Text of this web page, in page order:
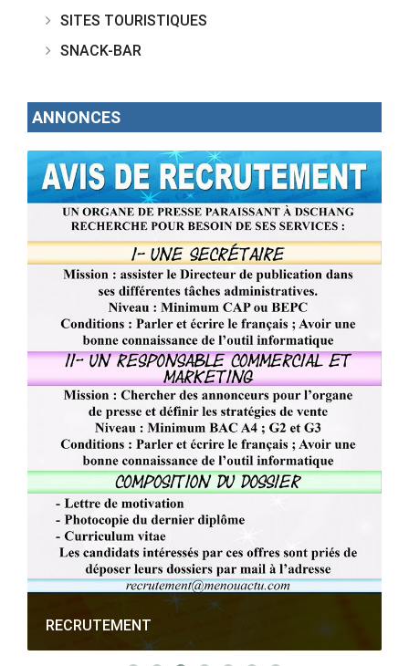
SITES TOURISTIQUES
SNACK-BAR
ANNONCES
RECRUTEMENT